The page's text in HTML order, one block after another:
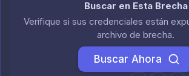
Buscar en Esta Brecha
Verifique si sus credenciales están
archivo de brecha.
Buscar Ahora